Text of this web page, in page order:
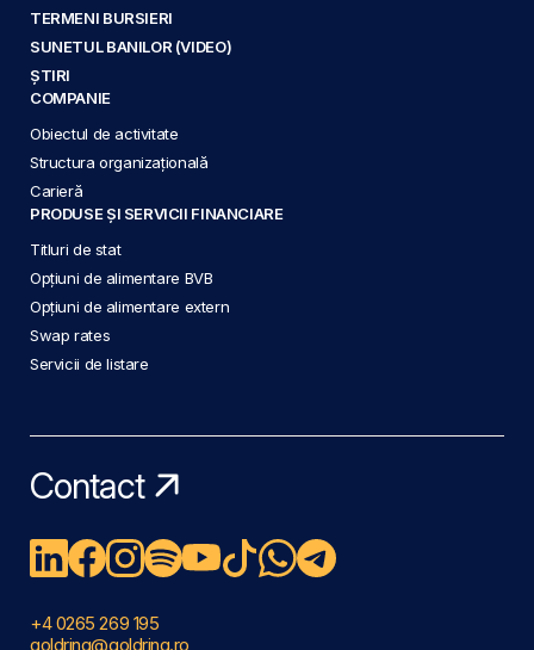
TERMENI BURSIERI
SUNETUL BANILOR (VIDEO)
ȘTIRI
COMPANIE
Obiectul de activitate
Structura organizațională
Carieră
PRODUSE ȘI SERVICII FINANCIARE
Titluri de stat
Opțiuni de alimentare BVB
Opțiuni de alimentare extern
Swap rates
Servicii de listare
Contact
+4 0265 269 195
goldring@goldring.ro